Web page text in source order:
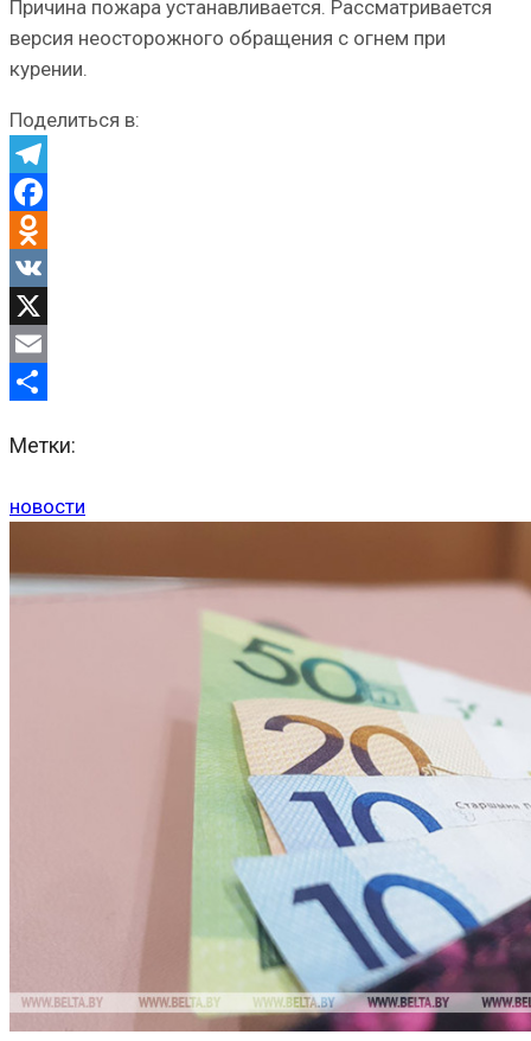
Причина пожара устанавливается. Рассматривается
версия неосторожного обращения с огнем при
курении.
Поделиться в:
Telegram
Facebook
Odnoklassniki
VK
X
Email
Метки:
новости